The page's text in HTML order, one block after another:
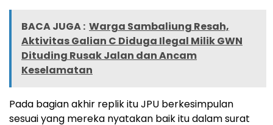
BACA JUGA : Warga Sambaliung Resah,
Aktivitas Galian C Diduga Ilegal Milik GWN
Dituding Rusak Jalan dan Ancam
Keselamatan
Pada bagian akhir replik itu JPU berkesimpulan
sesuai yang mereka nyatakan baik itu dalam surat